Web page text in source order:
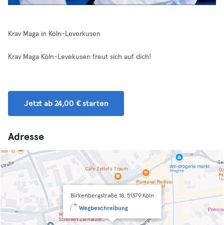
Krav Maga in Köln-Leverkusen
Krav Maga Köln-Levekusen freut sich auf dich!
Jetzt ab 24,00 € starten
Adresse
Birkenbergstraße 18, 51379 Köln
Wegbeschreibung